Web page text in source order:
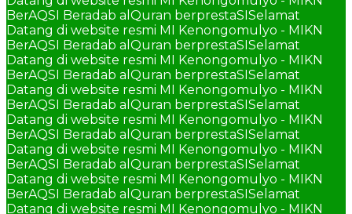
BerAQSI Beradab alQuran berprestaSISelamat
Datang di website resmi MI Kenongomulyo - MIKN
BerAQSI Beradab alQuran berprestaSISelamat
Datang di website resmi MI Kenongomulyo - MIKN
BerAQSI Beradab alQuran berprestaSISelamat
Datang di website resmi MI Kenongomulyo - MIKN
BerAQSI Beradab alQuran berprestaSISelamat
Datang di website resmi MI Kenongomulyo - MIKN
BerAQSI Beradab alQuran berprestaSISelamat
Datang di website resmi MI Kenongomulyo - MIKN
BerAQSI Beradab alQuran berprestaSISelamat
Datang di website resmi MI Kenongomulyo - MIKN
BerAQSI Beradab alQuran berprestaSISelamat
Datang di website resmi MI Kenongomulyo - MIKN